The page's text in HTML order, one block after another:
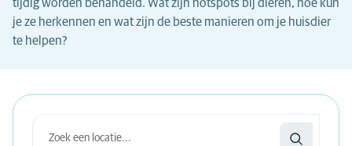
tijdig worden behandeld. Wat zijn hotspots bij dieren, hoe kun
je ze herkennen en wat zijn de beste manieren om je huisdier
te helpen?